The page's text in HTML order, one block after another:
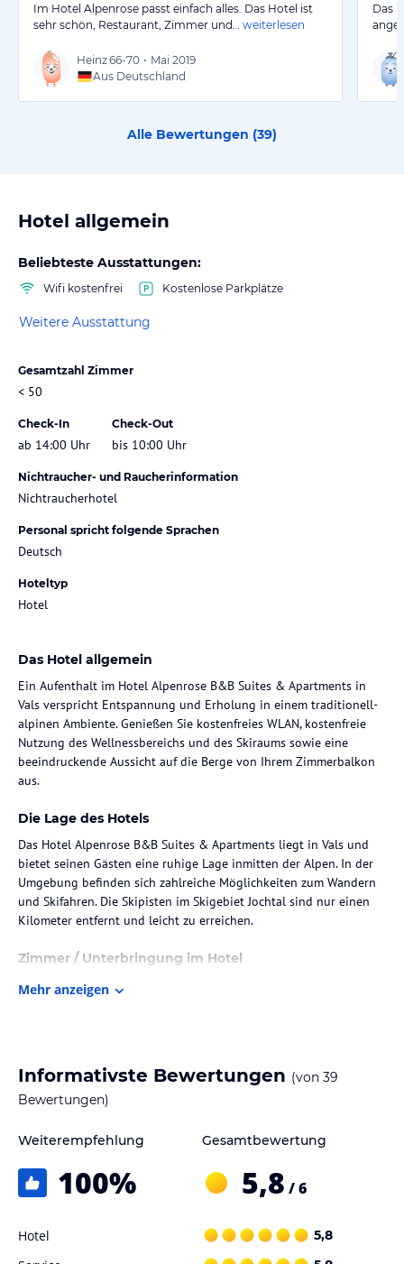
Im Hotel Alpenrose passt einfach alles. Das Hotel ist
sehr schön, Restaurant, Zimmer und…
weiterlesen
Heinz66-70 • Mai 2019
Aus Deutschland
Das
Alle Bewertungen (39)
Hotel allgemein
Beliebteste Ausstattungen:
Wifi kostenfrei Kostenlose Parkplätze
Weitere Ausstattung
Gesamtzahl Zimmer
< 50
Check-In
ab 14:00 Uhr
Check-Out
bis 10:00 Uhr
Nichtraucher- und Raucherinformation
Nichtraucherhotel
Personal spricht folgende Sprachen
Deutsch
Hoteltyp
Hotel
Das Hotel allgemein
Ein Aufenthalt im Hotel Alpenrose B&B Suites & Apartments in
Vals verspricht Entspannung und Erholung in einem traditionell-
alpinen Ambiente. Genießen Sie kostenfreies WLAN, kostenfreie
Nutzung des Wellnessbereichs und des Skiraums sowie eine
beeindruckende Aussicht auf die Berge von Ihrem Zimmerbalkon
aus.
Die Lage des Hotels
Das Hotel Alpenrose B&B Suites & Apartments liegt in Vals und
bietet seinen Gästen eine ruhige Lage inmitten der Alpen. In der
Umgebung befinden sich zahlreiche Möglichkeiten zum Wandern
und Skifahren. Die Skipisten im Skigebiet Jochtal sind nur einen
Kilometer entfernt und leicht zu erreichen.
Zimmer / Unterbringung im Hotel
Die Zimmer im Hotel Alpenrose B&B Suites & Apartments sind mit
Gastronomie im Hotel
eine große Auswahl an frischen Produkten wie Croissants,
des Hotels serviert Spezialitäten aus Südtirol, die Sie unbedingt
probieren sollten.
Sport und Unterhaltung
Mehr anzeigen
Informativste Bewertungen (von 39
Bewertungen)
Weiterempfehlung
100%
Gesamtbewertung
5,8 / 6
Hotel 5,8